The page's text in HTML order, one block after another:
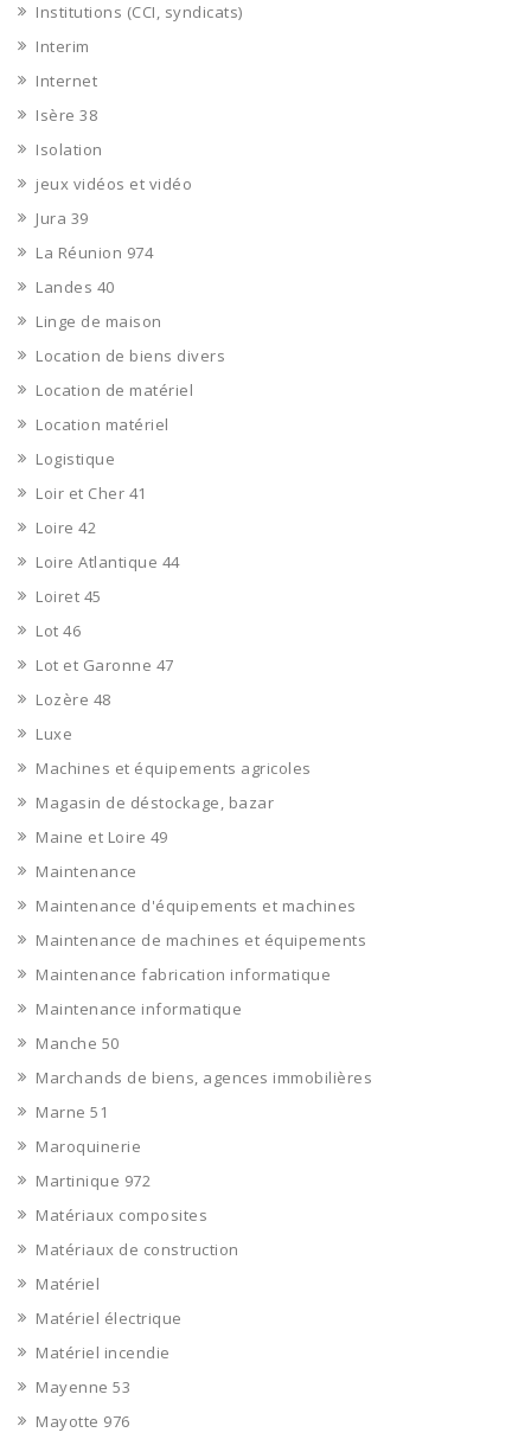
Institutions (CCI, syndicats)
Interim
Internet
Isère 38
Isolation
jeux vidéos et vidéo
Jura 39
La Réunion 974
Landes 40
Linge de maison
Location de biens divers
Location de matériel
Location matériel
Logistique
Loir et Cher 41
Loire 42
Loire Atlantique 44
Loiret 45
Lot 46
Lot et Garonne 47
Lozère 48
Luxe
Machines et équipements agricoles
Magasin de déstockage, bazar
Maine et Loire 49
Maintenance
Maintenance d'équipements et machines
Maintenance de machines et équipements
Maintenance fabrication informatique
Maintenance informatique
Manche 50
Marchands de biens, agences immobilières
Marne 51
Maroquinerie
Martinique 972
Matériaux composites
Matériaux de construction
Matériel
Matériel électrique
Matériel incendie
Mayenne 53
Mayotte 976